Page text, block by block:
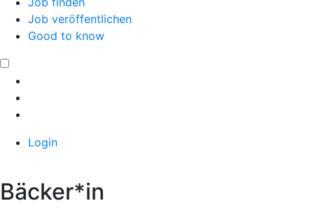
Job veröffentlichen
Good to know
Login
Bäcker*in